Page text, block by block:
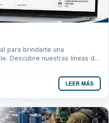
para brindarte una
Descubre nuestras líneas de
LEER MÁS